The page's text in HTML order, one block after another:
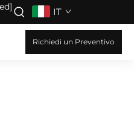
IT
Richiedi un Preventivo